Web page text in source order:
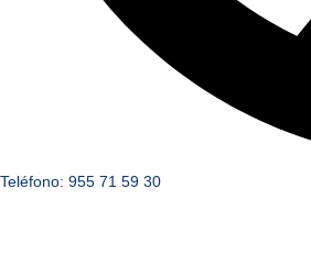
Teléfono: 955 71 59 30